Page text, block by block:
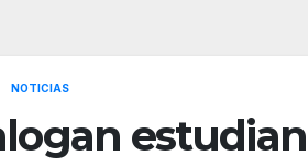
NOTICIAS